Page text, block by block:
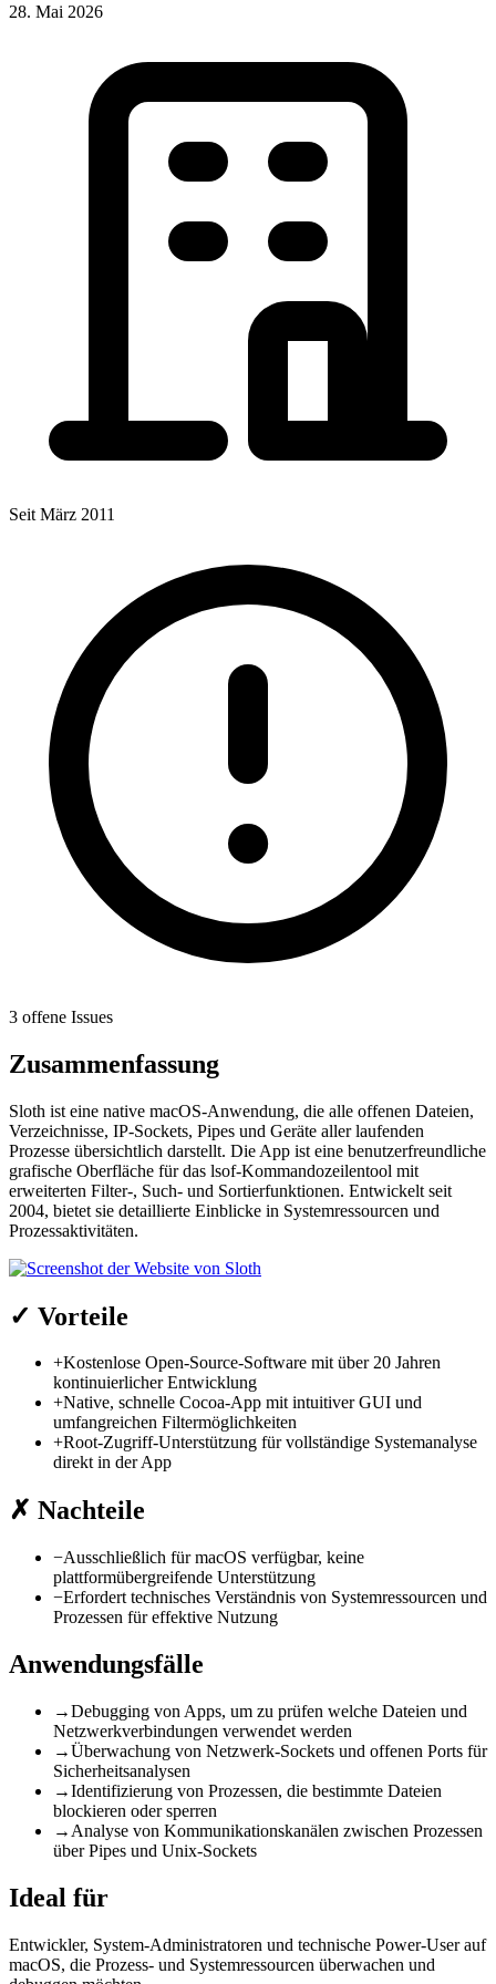
28. Mai 2026
Seit März 2011
3 offene Issues
Zusammenfassung
Sloth ist eine native macOS-Anwendung, die alle offenen Dateien,
Verzeichnisse, IP-Sockets, Pipes und Geräte aller laufenden
Prozesse übersichtlich darstellt. Die App ist eine benutzerfreundliche
grafische Oberfläche für das lsof-Kommandozeilentool mit
erweiterten Filter-, Such- und Sortierfunktionen. Entwickelt seit
2004, bietet sie detaillierte Einblicke in Systemressourcen und
Prozessaktivitäten.
✓ Vorteile
+Kostenlose Open-Source-Software mit über 20 Jahren
kontinuierlicher Entwicklung
+Native, schnelle Cocoa-App mit intuitiver GUI und
umfangreichen Filtermöglichkeiten
+Root-Zugriff-Unterstützung für vollständige Systemanalyse
direkt in der App
✗ Nachteile
−Ausschließlich für macOS verfügbar, keine
plattformübergreifende Unterstützung
−Erfordert technisches Verständnis von Systemressourcen und
Prozessen für effektive Nutzung
Anwendungsfälle
→Debugging von Apps, um zu prüfen welche Dateien und
Netzwerkverbindungen verwendet werden
→Überwachung von Netzwerk-Sockets und offenen Ports für
Sicherheitsanalysen
→Identifizierung von Prozessen, die bestimmte Dateien
blockieren oder sperren
→ Analyse von Kommunikationskanälen zwischen Prozessen
über Pipes und Unix-Sockets
Ideal für
Entwickler, System-Administratoren und technische Power-User auf
macOS, die Prozess- und Systemressourcen überwachen und